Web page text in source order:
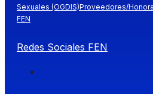
Sexuales (OGDIS)Proveedores/
FEN
Redes Sociales FEN